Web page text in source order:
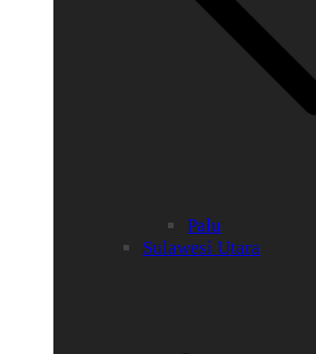
Palu
Sulawesi Utara